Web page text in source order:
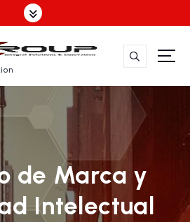
de Marca y
Intelectual